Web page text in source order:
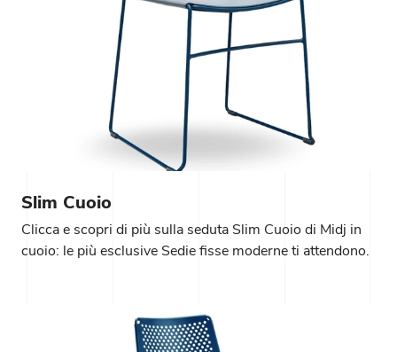
Slim Cuoio
Clicca e scopri di più sulla seduta Slim Cuoio di Midj in
cuoio: le più esclusive Sedie fisse moderne ti attendono.